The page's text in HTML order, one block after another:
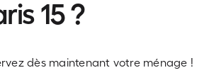
15 ?
dès maintenant votre ménage !